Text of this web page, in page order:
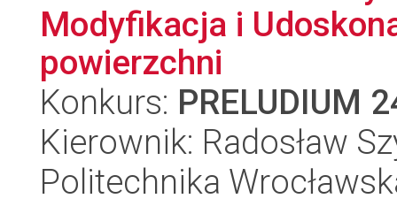
Modyfikacja i
powierzchni
Konkurs: PRELUDIUM
Kierownik: Radosław
Politechnika